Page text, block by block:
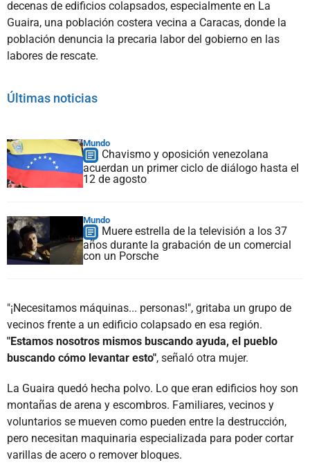
decenas de edificios colapsados, especialmente en La
Guaira, una población costera vecina a Caracas, donde la
población denuncia la precaria labor del gobierno en las
labores de rescate.
Últimas noticias
Mundo
Chavismo y oposición venezolana
acuerdan un primer ciclo de diálogo hasta el
12 de agosto
Mundo
Muere estrella de la televisión a los 37
años durante la grabación de un comercial
con un Porsche
"¡Necesitamos máquinas... personas!", gritaba un grupo de
vecinos frente a un edificio colapsado en esa región.
"Estamos nosotros mismos buscando ayuda, el pueblo
buscando cómo levantar esto", señaló otra mujer.
La Guaira quedó hecha polvo. Lo que eran edificios hoy son
montañas de arena y escombros. Familiares, vecinos y
voluntarios se mueven como pueden entre la destrucción,
pero necesitan maquinaria especializada para poder cortar
varillas de acero o remover bloques.